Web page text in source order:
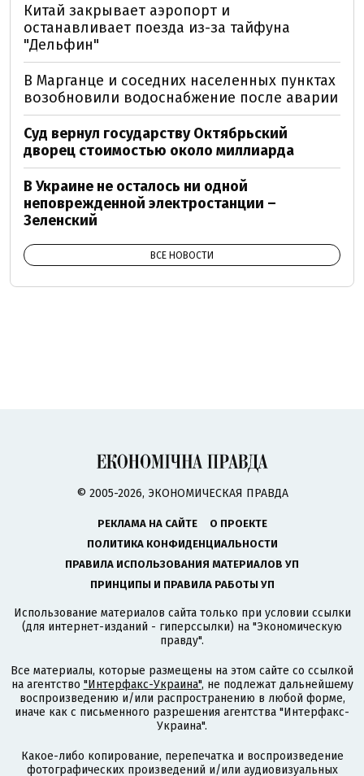
Китай закрывает аэропорт и
останавливает поезда из-за тайфуна
"Дельфин"
В Марганце и соседних населенных пунктах
возобновили водоснабжение после аварии
Суд вернул государству Октябрьский
дворец стоимостью около миллиарда
В Украине не осталось ни одной
неповрежденной электростанции –
Зеленский
ВСЕ НОВОСТИ
© 2005-2026, ЭКОНОМИЧЕСКАЯ ПРАВДА
РЕКЛАМА НА САЙТЕ
О ПРОЕКТЕ
ПОЛИТИКА КОНФИДЕНЦИАЛЬНОСТИ
ПРАВИЛА ИСПОЛЬЗОВАНИЯ МАТЕРИАЛОВ УП
ПРИНЦИПЫ И ПРАВИЛА РАБОТЫ УП
Использование материалов сайта только при условии ссылки
(для интернет-изданий - гиперссылки) на "Экономическую
правду".
Все материалы, которые размещены на этом сайте со ссылкой
на агентство "Интерфакс-Украина", не подлежат дальнейшему
воспроизведению и/или распространению в любой форме,
иначе как с письменного разрешения агентства "Интерфакс-
Украина".
Какое-либо копирование, перепечатка и воспроизведение
фотографических произведений и/или аудиовизуальных